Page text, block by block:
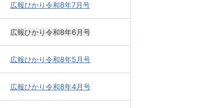
広報ひかり令和8年7月号
広報ひかり令和8年6月号
広報ひかり令和8年5月号
広報ひかり令和8年4月号